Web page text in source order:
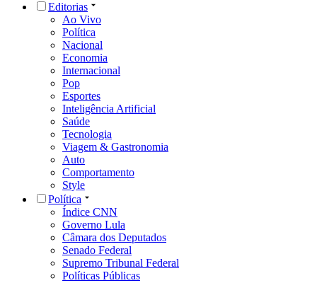
Editorias
Ao Vivo
Política
Nacional
Economia
Internacional
Pop
Esportes
Inteligência Artificial
Saúde
Tecnologia
Viagem & Gastronomia
Auto
Comportamento
Style
Política
Índice CNN
Governo Lula
Câmara dos Deputados
Senado Federal
Supremo Tribunal Federal
Políticas Públicas